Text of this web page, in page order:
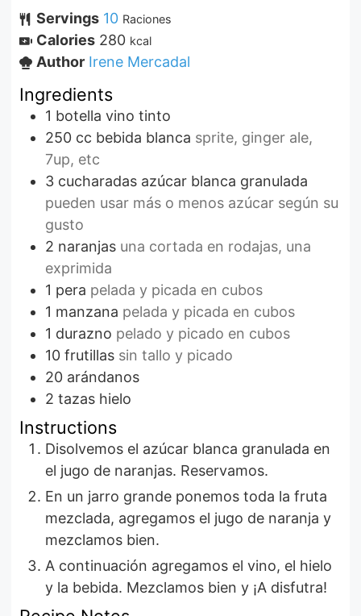
Servings 10 Raciones
Calories 280 kcal
Author Irene Mercadal
Ingredients
1 botella vino tinto
250 cc bebida blanca sprite, ginger ale,
7up, etc
3 cucharadas azúcar blanca granulada
pueden usar más o menos azúcar según su
gusto
2 naranjas una cortada en rodajas, una
exprimida
1 pera pelada y picada en cubos
1 manzana pelada y picada en cubos
1 durazno pelado y picado en cubos
10 frutillas sin tallo y picado
20 arándanos
2 tazas hielo
Instructions
Disolvemos el azúcar blanca granulada en
el jugo de naranjas. Reservamos.
En un jarro grande ponemos toda la fruta
mezclada, agregamos el jugo de naranja y
mezclamos bien.
A continuación agregamos el vino, el hielo
y la bebida. Mezclamos bien y ¡A disfutra!